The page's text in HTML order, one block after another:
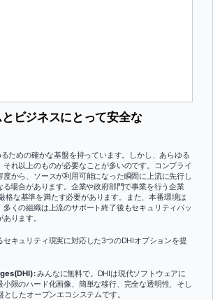
ビジネスにとって安全な
ための確かな基盤を持っています。しかし、あらゆる
れ以上のものが必要なことが多いのです。コンプライ
度から、ソースが利用可能になった瞬間に上流に先行し
る場合があります。企業や政府部門で事業を行う企業
格な基準を満たす必要があります。また、本番環境は
くの組織は上流のサポート終了後もセキュリティパッ
ります。
セキュリティ現実に対応した3つのDHIオプションを提
みんなに無料で。DHIは現代ソフトウェアに
限のハード化画像、簡単な移行、完全な透明性、そし
したオープンエコシステムです。